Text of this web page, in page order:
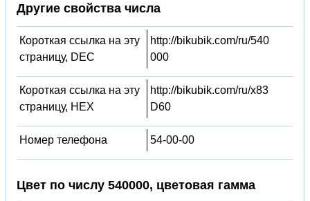
Другие свойства числа
Короткая ссылка на эту
страницу, DEC
http://bikubik.com/ru/540
000
Короткая ссылка на эту
страницу, HEX
http://bikubik.com/ru/x83
D60
Номер телефона 54-00-00
Цвет по числу 540000, цветовая гамма